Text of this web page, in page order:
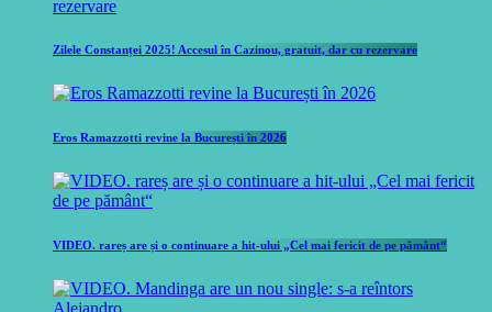
Zilele Constanței 2025! Accesul în Cazinou, gratuit, dar cu rezervare
Eros Ramazzotti revine la București în 2026
VIDEO. rareș are și o continuare a hit-ului „Cel mai fericit de pe pământ“